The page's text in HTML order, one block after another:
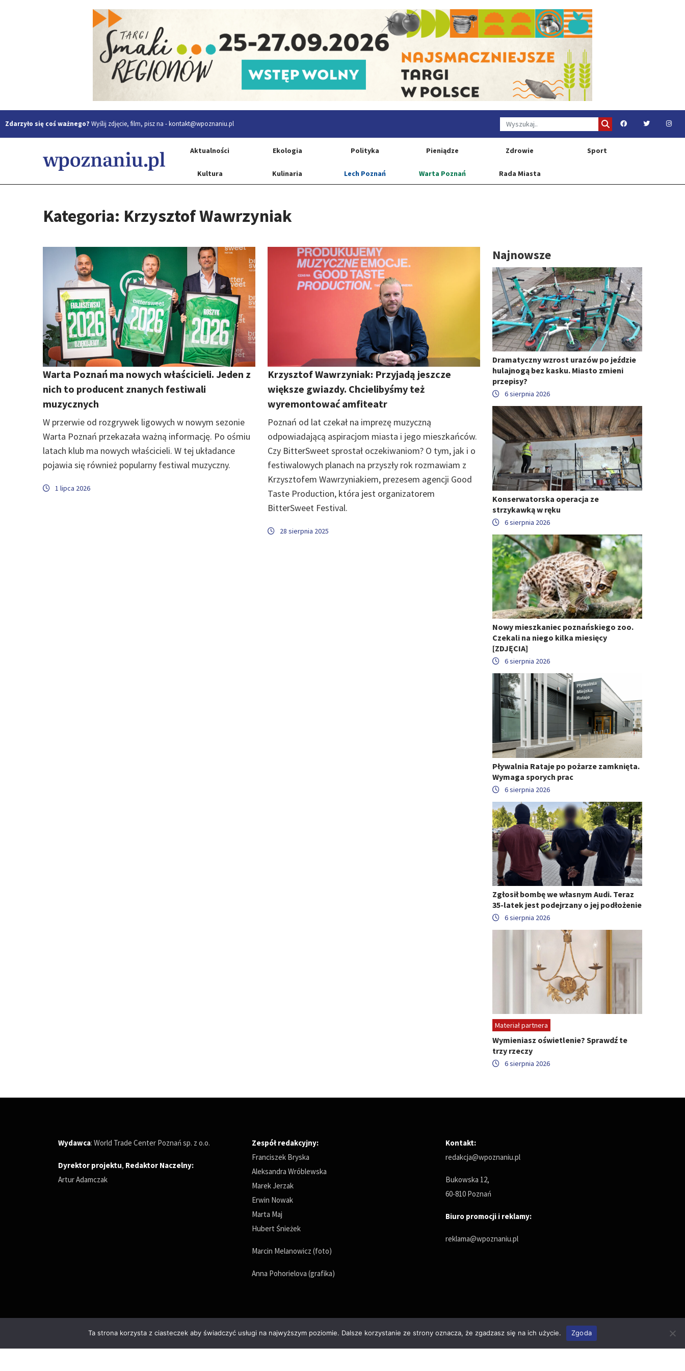
Zdarzyło się coś ważnego? Wyślij zdjęcie, film, pisz na -kontakt@wpoznaniu.pl
Aktualności Ekologia Polityka Pieniądze Zdrowie Sport
Kultura Kulinaria Lech Poznań Warta Poznań Rada Miasta
Kategoria: Krzysztof Wawrzyniak
Warta Poznań ma nowych właścicieli. Jeden z
nich to producent znanych festiwali
muzycznych
W przerwie od rozgrywek ligowych w nowym sezonie
Warta Poznań przekazała ważną informację. Po ośmiu
latach klub ma nowych właścicieli. W tej układance
pojawia się również popularny festiwal muzyczny.
1 lipca 2026
Krzysztof Wawrzyniak: Przyjadą jeszcze
większe gwiazdy. Chcielibyśmy też
wyremontować amfiteatr
Poznań od lat czekał na imprezę muzyczną
odpowiadającą aspiracjom miasta i jego mieszkańców.
Czy BitterSweet sprostał oczekiwaniom? O tym, jak i o
festiwalowych planach na przyszły rok rozmawiam z
Krzysztofem Wawrzyniakiem, prezesem agencji Good
Taste Production, która jest organizatorem
BitterSweet Festival.
28 sierpnia 2025
Najnowsze
Dramatyczny wzrost urazów po jeździe
hulajnogą bez kasku. Miasto zmieni
przepisy?
6 sierpnia 2026
Konserwatorska operacja ze
strzykawką w ręku
6 sierpnia 2026
Nowy mieszkaniec poznańskiego zoo.
Czekali na niego kilka miesięcy
[ZDJĘCIA]
6 sierpnia 2026
Pływalnia Rataje po pożarze zamknięta.
Wymaga sporych prac
6 sierpnia 2026
Zgłosił bombę we własnym Audi. Teraz
35-latek jest podejrzany o jej podłożenie
6 sierpnia 2026
Materiał partnera
Wymieniasz oświetlenie? Sprawdź te
trzy rzeczy
6 sierpnia 2026
Wydawca: World Trade Center Poznań sp. z o.o.
Dyrektor projektu, Redaktor Naczelny:
Artur Adamczak
Zespół redakcyjny:
Franciszek Bryska
Aleksandra Wróblewska
Marek Jerzak
Erwin Nowak
Marta Maj
Hubert Śnieżek
Marcin Melanowicz (foto)
Anna Pohorielova (grafika)
Kontakt:
redakcja@wpoznaniu.pl
Bukowska 12,
60-810 Poznań
Biuro promocji i reklamy:
reklama@wpoznaniu.pl
Ta strona korzysta z ciasteczek aby świadczyć usługi na najwyższym poziomie. Dalsze korzystanie ze strony oznacza, że zgadzasz się na ich użycie. Zgoda